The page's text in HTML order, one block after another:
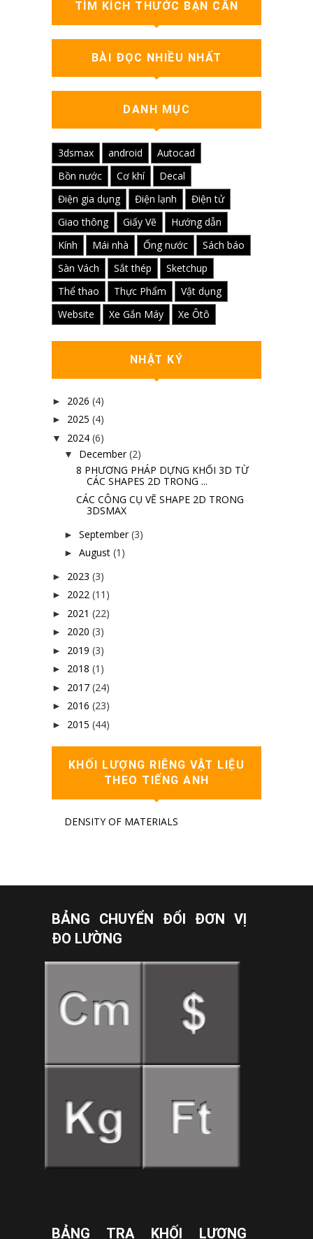
TÌM KÍCH THƯỚC BẠN CẦN
BÀI ĐỌC NHIỀU NHẤT
DANH MỤC
3dsmax android
Autocad
Bồn nước
Cơ khí
Decal
Điện gia dụng
Điện lạnh
Điện tử
Giao thông
Giấy Vẽ
Hướng dẫn
Kính
Mái nhà Ống nước
Sách báo
Sàn Vách
Sắt thép
Sketchup
Thể thao
Thực Phẩm
Vật dụng
Website
Xe Gắn Máy Xe Ôtô
NHẬT KÝ
► 2026 (4)
► 2025 (4)
▼ 2024 (6)
▼ December (2)
8 PHƯƠNG PHÁP DỰNG KHỐI 3D TỪ
CÁC SHAPES 2D TRONG ...
CÁC CÔNG CỤ VẼ SHAPE 2D TRONG
3DSMAX
► September (3)
► August (1)
► 2023 (3)
► 2022 (11)
► 2021 (22)
► 2020 (3)
► 2019 (3)
► 2018 (1)
► 2017 (24)
► 2016 (23)
► 2015 (44)
KHỐI LƯỢNG RIÊNG VẬT LIỆU
THEO TIẾNG ANH
DENSITY OF MATERIALS
BẢNG CHUYỂN ĐỔI ĐƠN VỊ
ĐO LƯỜNG
BẢNG TRA KHỐI LƯỢNG